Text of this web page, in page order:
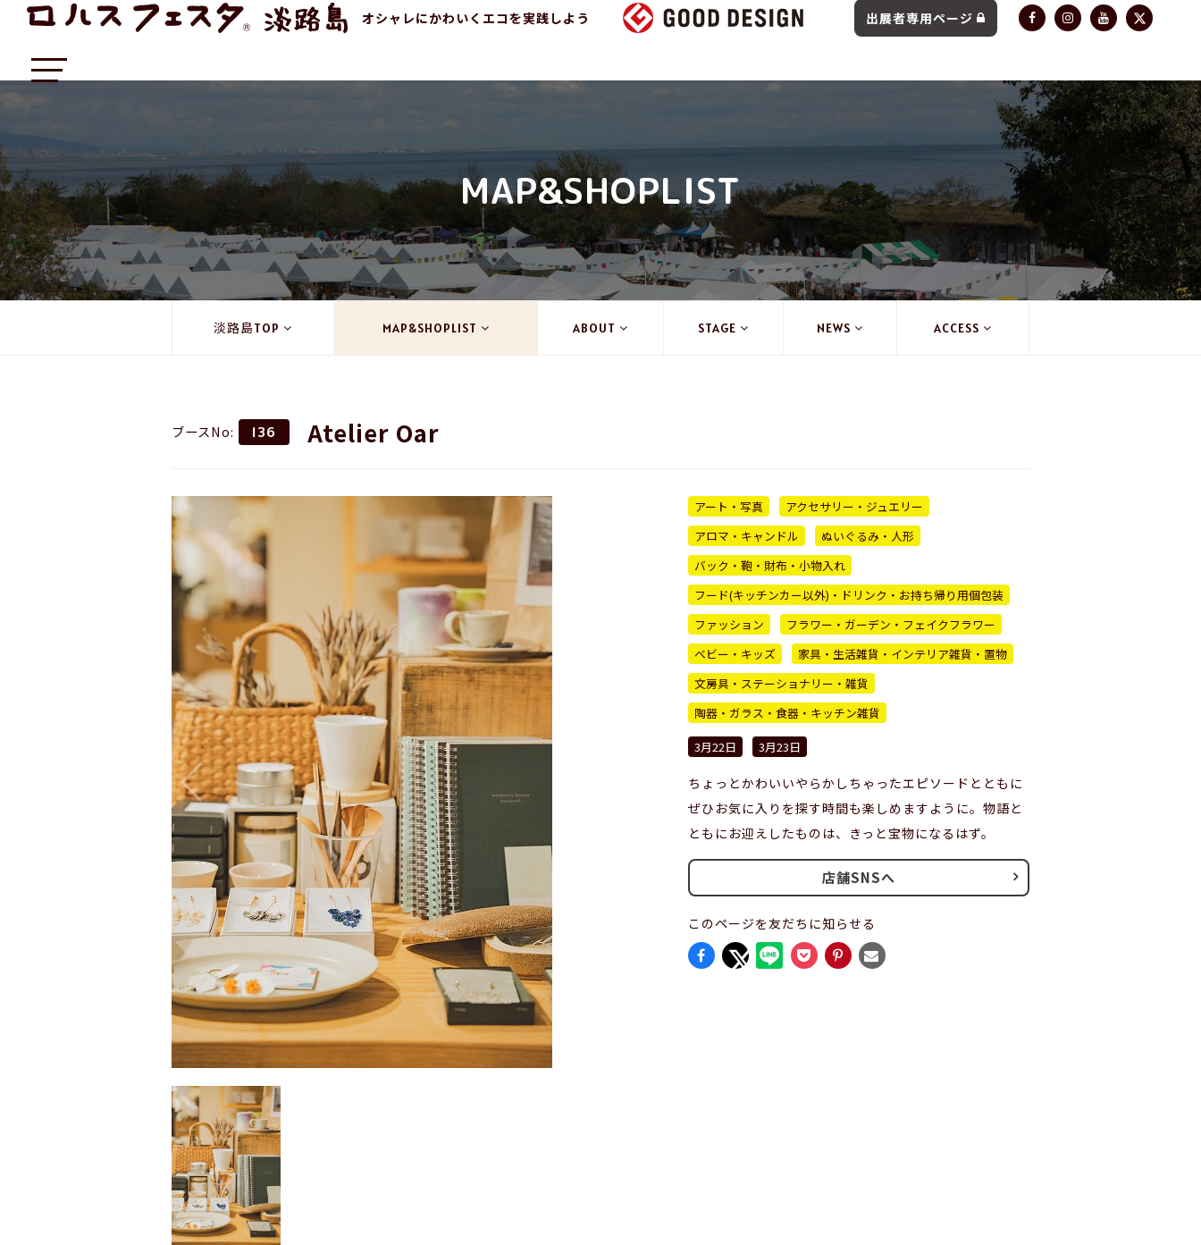
オシャレにかわいくエコを実践しよう 出展者専用ページ
MAP&SHOPLIST
淡路島TOP MAP&SHOPLIST ABOUT STAGE NEWS ACCESS
ブースNo: 136 Atelier Oar
アート・写真
アクセサリー・ジュエリー
アロマ・キャンドル
ぬいぐるみ・人形
バック・鞄・財布・小物入れ
フード(キッチンカー以外)・ドリンク・お持ち帰り用個包装
ファッション
フラワー・ガーデン・フェイクフラワー
ベビー・キッズ
家具・生活雑貨・インテリア雑貨・置物
文房具・ステーショナリー・雑貨
陶器・ガラス・食器・キッチン雑貨
3月22日
3月23日
ちょっとかわいいやらかしちゃったエピソードとともに
ぜひお気に入りを探す時間も楽しめますように。物語と
ともにお迎えしたものは、きっと宝物になるはず。
店舗SNSへ
このページを友だちに知らせる